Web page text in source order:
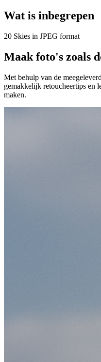
Wat is inbegrepen
20 Skies in JPEG format
Maak foto's zoals
Met behulp van de
gemakkelijk retoucheertips en
maken.